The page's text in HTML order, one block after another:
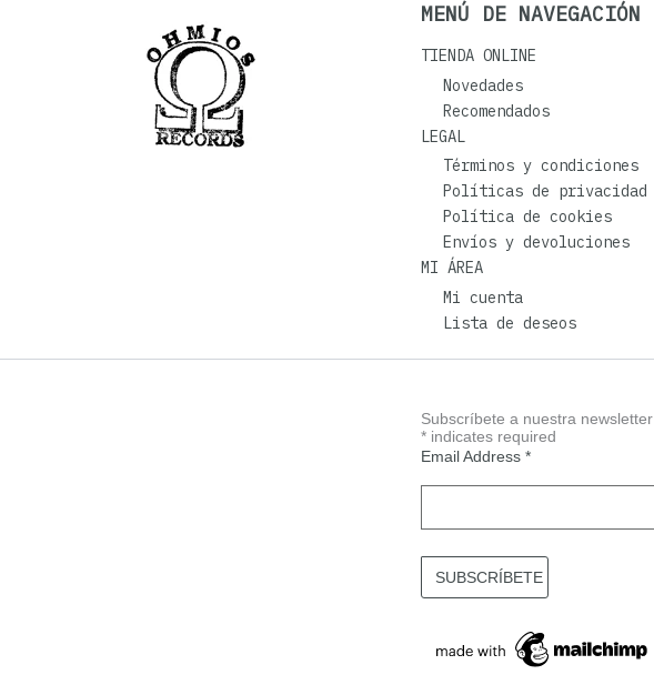
MENÚ DE NAVEGACIÓN
TIENDA ONLINE
Novedades
Recomendados
LEGAL
Términos y condiciones
Políticas de privacidad
Política de cookies
Envíos y devoluciones
MI ÁREA
Mi cuenta
Lista de deseos
Subscríbete a nuestra newsletter
*indicates required
Email Address *